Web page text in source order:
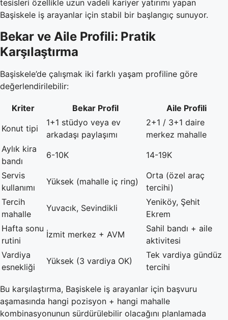
tesisleri özellikle uzun vadeli kariyer yatırımı yapan
Başiskele iş arayanlar için stabil bir başlangıç sunuyor.
Bekar ve Aile Profili: Pratik
Karşılaştırma
Başiskele’de çalışmak iki farklı yaşam profiline göre
değerlendirilebilir:
Kriter Bekar Profil
Aile Profili
Konut tipi
1+1 stüdyo veya ev
arkadaşı paylaşımı
2+1 / 3+1 daire
merkez mahalle
Aylık kira
bandı
6-10K
14-19K
Servis
kullanımı
Yüksek (mahalle iç ring)
Orta (özel araç
tercihi)
Tercih
mahalle
Yuvacık, Sevindikli
Yeniköy, Şehit
Ekrem
Hafta sonu
rutini
İzmit merkez + AVM
Sahil bandı + aile
aktivitesi
Vardiya
esnekliği
Yüksek (3 vardiya OK)
Tek vardiya gündüz
tercihi
Bu karşılaştırma, Başiskele iş arayanlar için başvuru
aşamasında hangi pozisyon + hangi mahalle
kombinasyonunun sürdürülebilir olacağını planlamada